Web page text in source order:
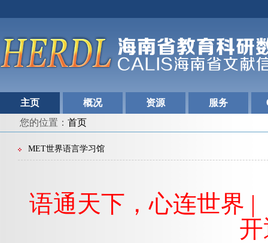
主页 概况 资源 服务
您的位置： 首页
MET世界语言学习馆
语通天下，心连世界 |